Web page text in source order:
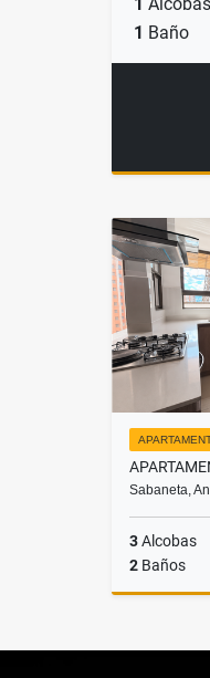
1 Baño
Sabaneta,
3Alcobas
2 Baños